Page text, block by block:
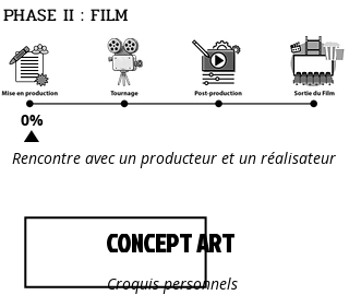
PHASE II : FILM
0%
Rencontre avec un producteur et un réalisateur
CONCEPT ART
Croquis personnels